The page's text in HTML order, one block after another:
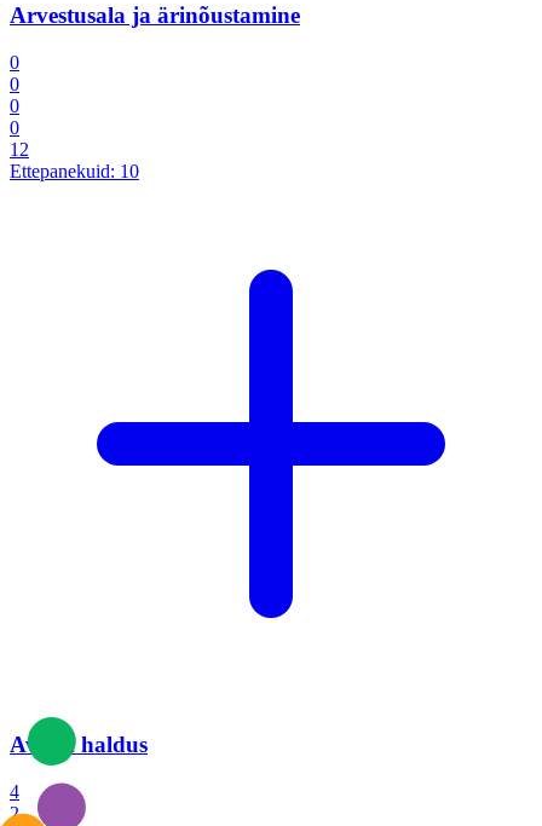
Arvestusala ja ärinõustamine
0
0
0
0
12
Ettepanekuid: 10
Avalik haldus
4
2